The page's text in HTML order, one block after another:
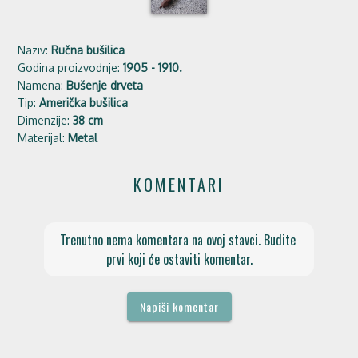
Naziv: Ručna bušilica
Godina proizvodnje:1905 - 1910.
Namena: Bušenje drveta
Tip:Američka bušilica
Dimenzije:38 cm
Materijal: Metal
KOMENTARI
Trenutno nema komentara na ovoj stavci. Budite
prvi koji će ostaviti komentar.
Napiši komentar